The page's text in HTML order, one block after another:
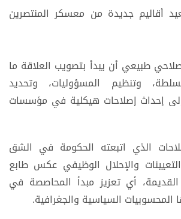
أقاليم جديدة من معسكر المنتصرين
طبيعي أن يبدأ بتصويب العلاقة ما
وتنظيم المسؤوليات، وتحديد
إلى إحداث إصلاحات هيكلية في مؤسسات
الذي اتبعته الحكومة في الشق
والإحلال الوظيفي عكس طابع
القديمة، أي تعزيز مبدأ المحاصصة في
السياسية والجغرافية.